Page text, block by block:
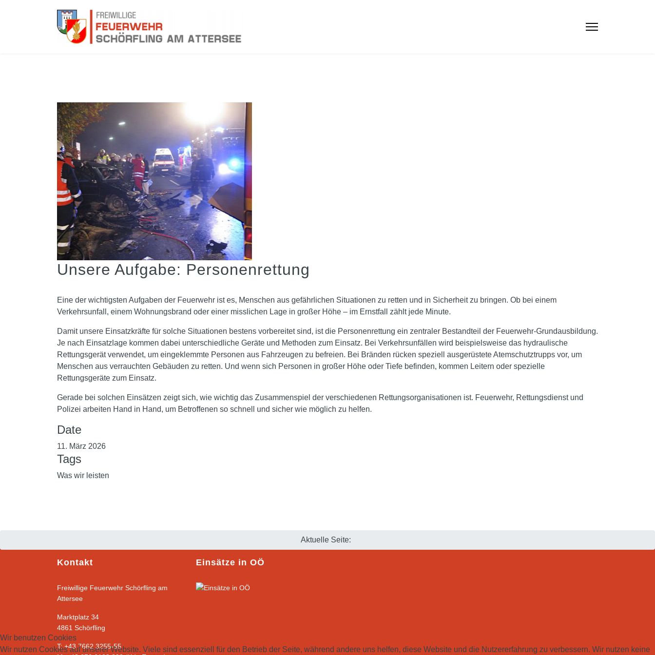
Unsere Aufgabe: Personenrettung
Eine der wichtigsten Aufgaben der Feuerwehr ist es, Menschen aus gefährlichen Situationen zu retten und in Sicherheit zu bringen. Ob bei einem
Verkehrsunfall, einem Wohnungsbrand oder einer misslichen Lage in großer Höhe – im Ernstfall zählt jede Minute.
Damit unsere Einsatzkräfte für solche Situationen bestens vorbereitet sind, ist die Personenrettung ein zentraler Bestandteil der Feuerwehr-Grundausbildung.
Je nach Einsatzlage kommen dabei unterschiedliche Geräte und Methoden zum Einsatz. Bei Verkehrsunfällen wird beispielsweise das hydraulische
Rettungsgerät verwendet, um eingeklemmte Personen aus Fahrzeugen zu befreien. Bei Bränden rücken speziell ausgerüstete Atemschutztrupps vor, um
Menschen aus verrauchten Gebäuden zu retten. Und wenn sich Personen in großer Höhe oder Tiefe befinden, kommen Leitern oder spezielle
Rettungsgeräte zum Einsatz.
Gerade bei solchen Einsätzen zeigt sich, wie wichtig das Zusammenspiel der verschiedenen Rettungsorganisationen ist. Feuerwehr, Rettungsdienst und
Polizei arbeiten Hand in Hand, um Betroffenen so schnell und sicher wie möglich zu helfen.
Date
11. März 2026
Tags
Was wir leisten
Aktuelle Seite:
Kontakt
Freiwillige Feuerwehr Schörfling am
Attersee
Marktplatz 34
4861 Schörfling
T: +43 7662 3255-55
Einsätze in OÖ
Wir benutzen Cookies
Wir nutzen Cookies auf unserer Website. Viele sind essenziell für den Betrieb der Seite, während andere uns helfen, diese Website und die Nutzererfahrung zu verbessern. Wir nutzen keine